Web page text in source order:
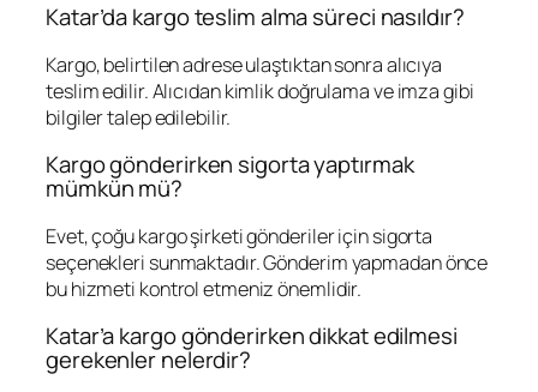
Katar’da kargo teslim alma süreci nasıldır?
Kargo, belirtilen adrese ulaştıktan sonra alıcıya
teslim edilir. Alıcıdan kimlik doğrulama ve imza gibi
bilgiler talep edilebilir.
Kargo gönderirken sigorta yaptırmak
mümkün mü?
Evet, çoğu kargo şirketi gönderiler için sigorta
seçenekleri sunmaktadır. Gönderim yapmadan önce
bu hizmeti kontrol etmeniz önemlidir.
Katar’a kargo gönderirken dikkat edilmesi
gerekenler nelerdir?